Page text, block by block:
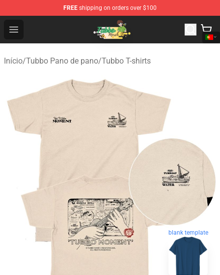
FREE shipping on orders over $100
Open menu
Tubbo Store - Official Tubbo Merchandise Shop
Início/Tubbo Pano de pano/Tubbo T-shirts
blank template